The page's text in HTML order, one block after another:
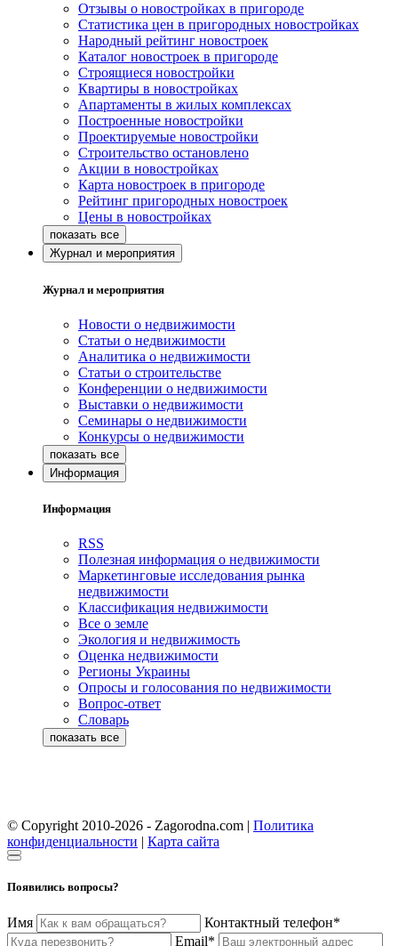
Отзывы о новостройках в пригороде
Статистика цен в пригородных новостройках
Народный рейтинг новостроек
Каталог новостроек в пригороде
Строящиеся новостройки
Квартиры в новостройках
Апартаменты в жилых комплексах
Построенные новостройки
Проектируемые новостройки
Строительство остановлено
Акции в новостройках
Карта новостроек в пригороде
Рейтинг пригородных новостроек
Цены в новостройках
Журнал и мероприятия
Журнал и мероприятия
Новости о недвижимости
Статьи о недвижимости
Аналитика о недвижимости
Статьи о строительстве
Конференции о недвижимости
Выставки о недвижимости
Семинары о недвижимости
Конкурсы о недвижимости
Информация
Информация
RSS
Полезная информация о недвижимости
Маркетинговые исследования рынка
недвижимости
Классификация недвижимости
Все о земле
Экология и недвижимость
Оценка недвижимости
Регионы Украины
Опросы и голосования по недвижимости
Вопрос-ответ
Словарь
© Copyright 2010-2026 - Zagorodna.com | Политика
конфиденциальности | Карта сайта
Появились вопросы?
Имя
Контактный телефон*
Email*